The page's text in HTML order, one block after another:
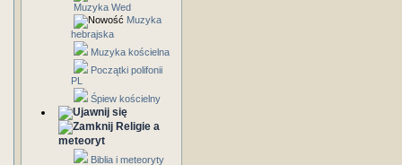
Muzyka Wed
Muzyka
hebrajska
Muzyka kościelna
Początki polifonii
PL
Śpiew kościelny
Religie a
meteoryt
Biblia i meteoryty